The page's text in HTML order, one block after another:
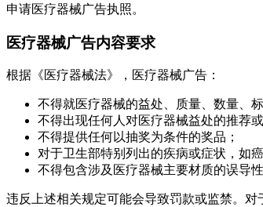
申请医疗器械广告执照。
医疗器械广告内容要求
根据《医疗器械法》，医疗器械广告：
不得就医疗器械的益处、质量、数量、
不得出现任何人对医疗器械益处的推荐或
不得提供任何以抽奖为条件的奖品；
对于卫生部特别列出的疾病或症状，如
不得包含涉及医疗器械主要材质的误导性
违反上述相关规定可能会导致罚款或监禁。